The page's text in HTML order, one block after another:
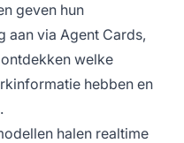
geven hun
aan via Agent Cards,
welke
hebben en
halen realtime